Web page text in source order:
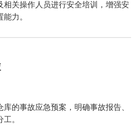
相关操作人员进行安全培训，增强安
力。
的事故应急预案，明确事故报告、
。